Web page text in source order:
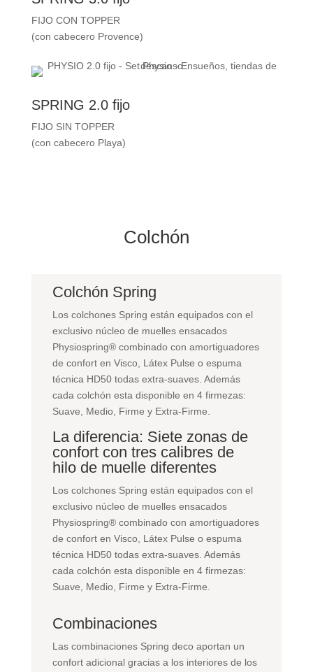
FIJO CON TOPPER
(con cabecero Provence)
SPRING 2.0 fijo
FIJO SIN TOPPER
(con cabecero Playa)
Colchón
Colchón Spring
Los colchones Spring están equipados con el
exclusivo núcleo de muelles ensacados
Physiospring® combinado con amortiguadores
de confort en Visco, Látex Pulse o espuma
técnica HD50 todas extra-suaves. Además
cada colchón esta disponible en 4 firmezas:
Suave, Medio, Firme y Extra-Firme.
La diferencia: Siete zonas de
confort con tres calibres de
hilo de muelle diferentes
Los colchones Spring están equipados con el
exclusivo núcleo de muelles ensacados
Physiospring® combinado con amortiguadores
de confort en Visco, Látex Pulse o espuma
técnica HD50 todas extra-suaves. Además
cada colchón esta disponible en 4 firmezas:
Suave, Medio, Firme y Extra-Firme.
Combinaciones
Las combinaciones Spring deco aportan un
confort adicional gracias a los interiores de los